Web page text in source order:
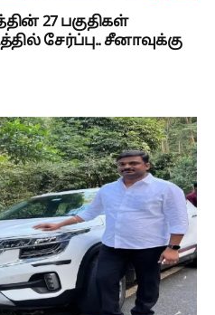
27 பகுதிகள்
சேர்ப்பு.. சீனாவுக்கு